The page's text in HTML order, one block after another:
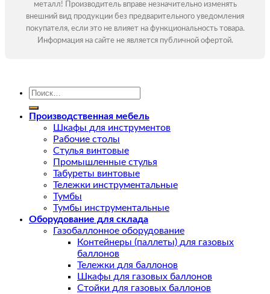
металл! Производитель вправе незначительно изменять
внешний вид продукции без предварительного уведомления
покупателя, если это не влияет на функциональность товара.
Информация на сайте не является публичной офертой.
Искать:
Производственная мебель
Шкафы для инструментов
Рабочие столы
Стулья винтовые
Промышленные стулья
Табуреты винтовые
Тележки инструментальные
Тумбы
Тумбы инструментальные
Оборудование для склада
Газобаллонное оборудование
Контейнеры (паллеты) для газовых
баллонов
Тележки для баллонов
Шкафы для газовых баллонов
Стойки для газовых баллонов